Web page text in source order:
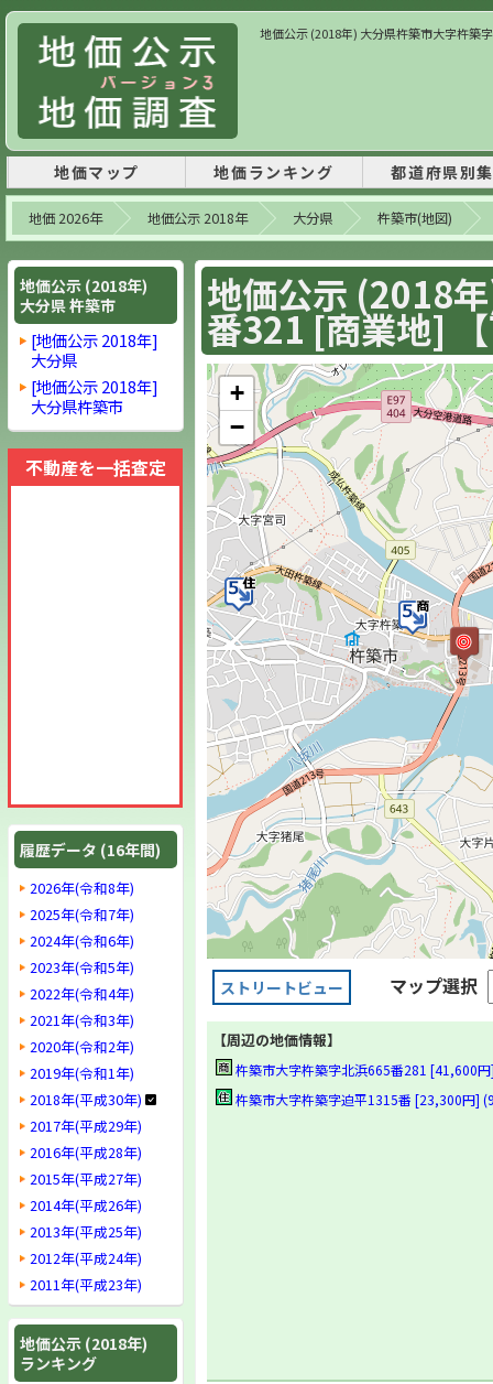
地価公示 (2018年) 大分県杵築市大字杵築
地価マップ 地価ランキング 都道府県別
地価 2026年 地価公示 2018年 大分県 杵築市(地図)
地価公示 (2018
番321 [商業地]
+
−
ストリートビュー マップ選択
【周辺の地価情報】
杵築市大字杵築字北浜665番281 [41,600
杵築市大字杵築字迫平1315番 [23,300円]
地価公示 (2018年)
大分県 杵築市
[地価公示 2018年]
大分県
[地価公示 2018年]
大分県杵築市
不動産を一括査定
履歴データ (16年間)
2026年(令和8年)
2025年(令和7年)
2024年(令和6年)
2023年(令和5年)
2022年(令和4年)
2021年(令和3年)
2020年(令和2年)
2019年(令和1年)
2018年(平成30年)
2017年(平成29年)
2016年(平成28年)
2015年(平成27年)
2014年(平成26年)
2013年(平成25年)
2012年(平成24年)
2011年(平成23年)
地価公示 (2018年)
ランキング